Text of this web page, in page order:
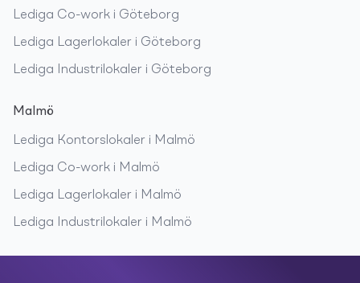
Lediga Co-work i Göteborg
Lediga Lagerlokaler i Göteborg
Lediga Industrilokaler i Göteborg
Malmö
Lediga Kontorslokaler i Malmö
Lediga Co-work i Malmö
Lediga Lagerlokaler i Malmö
Lediga Industrilokaler i Malmö